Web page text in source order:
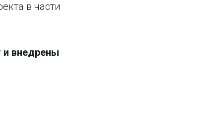
в части
и внедрены